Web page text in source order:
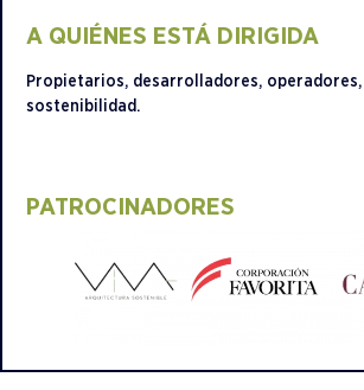
A QUIÉNES ESTÁ DIRIGIDA
Propietarios, desarrolladores,
sostenibilidad.
PATROCINADORES​